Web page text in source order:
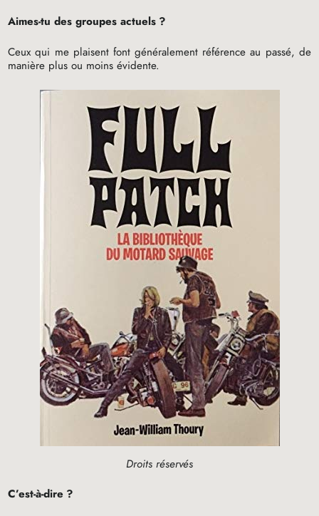
Aimes-tu des groupes actuels ?
Ceux qui me plaisent font généralement référence au passé, de
manière plus ou moins évidente.
Droits réservés
C’est-à-dire ?